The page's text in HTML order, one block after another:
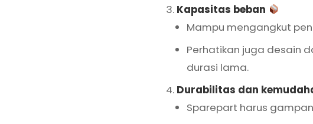
Kapasitas beban
Mampu mengangkut
Perhatikan juga desain
durasi lama.
Durabilitas dan
Sparepart harus